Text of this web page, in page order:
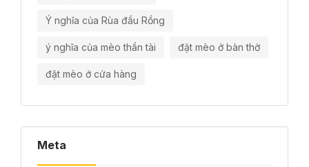
Ý nghĩa của Rùa đầu Rồng
ý nghĩa của mèo thần tài đặt mèo ở bàn thờ
đặt mèo ở cửa hàng
Meta